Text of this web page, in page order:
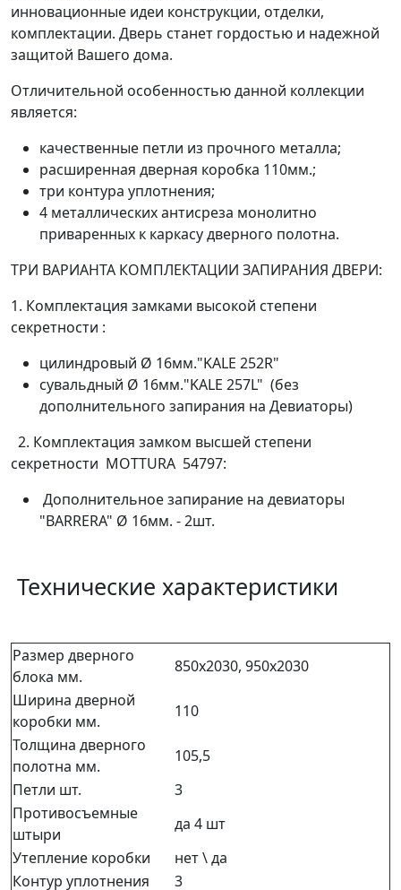
инновационные идеи конструкции, отделки,
комплектации. Дверь станет гордостью и надежной
защитой Вашего дома.
Отличительной особенностью данной коллекции
является:
качественные петли из прочного металла;
расширенная дверная коробка 110мм.;
три контура уплотнения;
4 металлических антисреза монолитно
приваренных к каркасу дверного полотна.
ТРИ ВАРИАНТА КОМПЛЕКТАЦИИ ЗАПИРАНИЯ ДВЕРИ:
1. Комплектация замками высокой степени
секретности :
цилиндровый Ø 16мм."KALE 252R"
сувальдный Ø 16мм."KALE 257L" (без
дополнительного запирания на Девиаторы)
2. Комплектация замком высшей степени
секретности MОTTURA 54797:
Дополнительное запирание на девиаторы
"BARRERA" Ø 16мм. - 2шт.
Технические характеристики
Размер дверного
блока мм.
850х2030, 950х2030
Ширина дверной
коробки мм.
110
Толщина дверного
полотна мм.
105,5
Петли шт.
3
Противосъемные
штыри
да 4 шт
Утепление коробки
нет \ да
Контур уплотнения
3